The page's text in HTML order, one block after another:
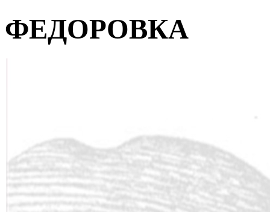
ФЕДОРОВКА